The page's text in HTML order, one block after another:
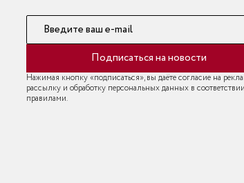
Введите ваш e-mail
Подписаться на новости
Нажимая кнопку «подписаться», вы даёте согласие на
рассылку и обработку персональных данных в
правилами.